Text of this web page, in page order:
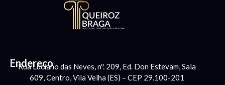
Endereço
Rua Luciano das Neves, nº. 209, Ed. Don Estevam, Sala
609, Centro, Vila Velha (ES) – CEP 29.100-201